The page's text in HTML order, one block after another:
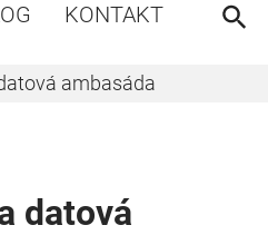
KONTAKT
ambasáda
datová